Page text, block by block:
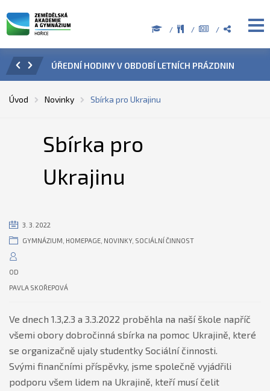
ÚŘEDNÍ HODINY V OBDOBÍ LETNÍCH PRÁZDNIN
Úvod Novinky Sbírka pro Ukrajinu
Sbírka pro
Ukrajinu
3. 3. 2022
GYMNÁZIUM HOMEPAGE NOVINKY, SOCIÁLNÍ ČINNOST
OD
PAVLA SKOŘEPOVÁ
Ve dnech 1.3,2.3 a 3.3.2022 proběhla na naší škole napříč
všemi obory dobročinná sbírka na pomoc Ukrajině, které
se organizačně ujaly studentky Sociální činnosti.
Svými finančními příspěvky, jsme společně vyjádřili
podporu všem lidem na Ukrajině, kteří musí čelit